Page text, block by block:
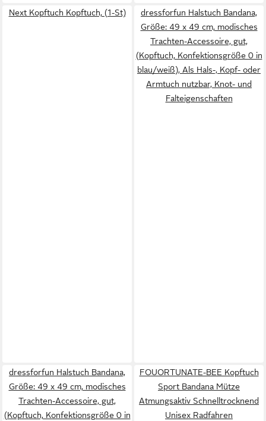
Next Kopftuch Kopftuch, (1-St)
dressforfun Halstuch Bandana,
Größe: 49 x 49 cm, modisches
Trachten-Accessoire, gut,
(Kopftuch, Konfektionsgröße 0 in
blau/weiß), Als Hals-, Kopf- oder
Armtuch nutzbar, Knot- und
Falteigenschaften
dressforfun Halstuch Bandana,
Größe: 49 x 49 cm, modisches
Trachten-Accessoire, gut,
(Kopftuch, Konfektionsgröße 0 in
FOUORTUNATE-BEE Kopftuch
Sport Bandana Mütze
Atmungsaktiv Schnelltrocknend
Unisex Radfahren